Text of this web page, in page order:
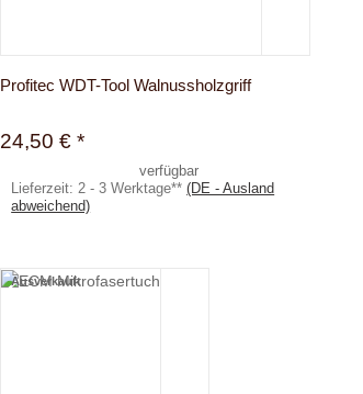
Profitec WDT-Tool Walnussholzgriff
24,50 €*
verfügbar
Lieferzeit: 2 - 3 Werktage**(DE - Ausland
abweichend)
Ausverkauft